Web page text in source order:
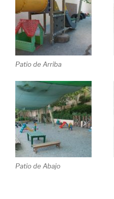
Patio de Arriba
Patio de Abajo